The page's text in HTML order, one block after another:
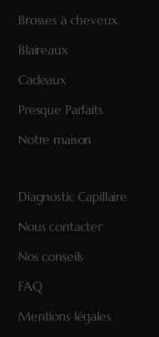
Brosses à cheveux
Blaireaux
Cadeaux
Presque Parfaits
Notre maison
Diagnostic Capillaire
Nous contacter
Nos conseils
FAQ
Mentions légales